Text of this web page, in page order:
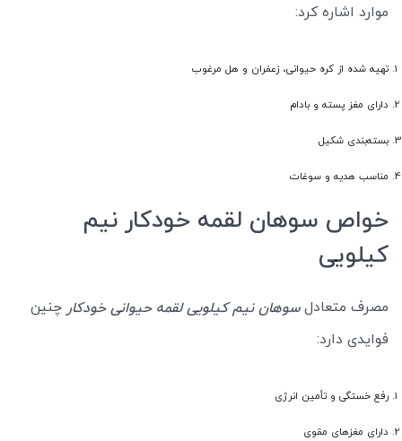
موارد اشاره کرد:
تهیه شده از کره حیوانی، زعفران و هل مرغوب
دارای مغز پسته و بادام
بسته‌بندی شکیل
مناسب هدیه و سوغات
خواص سوهان لقمه خودکار نیم
کیلویی
مصرف متعادلسوهان نیم کیلویی لقمه حیوانی خودکار چنین
فوایدی دارد:
رفع خستگی و تأمین انرژی
دارای مغزهای مقوی